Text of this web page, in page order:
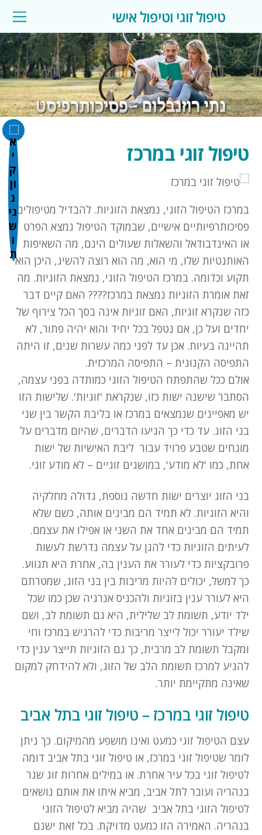
visibility_off השבת את ההבזקים
title סמן כותרות
settings צבע רקע
zoom_out להקטין את התצוגה
zoom_in
remove_circle_outline הקטן את הגופן
הגדל את הגופן
spellcheck גופן קריא
brightness_high ניגודיות בהירה
brightness_low ניגודיות כהה
קו תחתון קישורים
font_download סמן קישורים
א
פ
ס
ת
ל
ה
פ
ש
ר
י
ו
ת
cached
טיפול זוגי וטיפול אישי
טיפול זוגי במרכז
במרכז הטיפול הזוגי, נמצאת הזוגיות. להבדיל מטיפולים
פסיכותרפיותיים אישיים, שבמוקד הטיפול נמצא הפרט
או האינדבודאל והשאלות שעולים הינם, מה השאיפות
האותנטיות שלו, מי הוא, מה הוא רוצה להשיג, היכן הוא
תקוע וכדומה. במרכז הטיפול הזוגי, נמצאת הזוגיות. מה
זאת אומרת הזוגיות נמצאת במרכז???? האם קיים דבר
כזה שנקרא זוגיות, האם זוגיות אינה בסך הכל צירוף של
יחדים ועל כן, אם נטפל בכל יחיד והוא יהיה פתור, לא
תהיינה בעיות. אכן עד לפני כמה עשרות שנים, זו היתה
התפיסה הקנונית – התפיסה המרכזית.
אולם ככל שהתפתח הטיפול הזוגי כמותדה בפני עצמה,
הסתבר שישנה ישות כזו, שנקראת 'זוגיות'. שלישות הזו
יש מאפיינים שנמצאים במרכז או בליבת הקשר בין שני
בני הזוג. עד כדי כך הגיעו הדברים, שהיום מדברים על
מונחים שטבע פרויד עבור ליבת האישיות של ישות
אחת, כמו 'לא מודע', במושגים זוגיים – לא מודע זוגי.
בני הזוג יוצרים ישות חדשה נוספת, גדולה מחלקיה
והיא הזוגיות. לא תמיד הם מבינים אותה, כשם שלא
תמיד הם מבינים אחד את השני או אפילו את עצמם.
לעיתים הזוגיות כדי להגן על עצמה נדרשת לעשות
פרובקציות כדי לעורר את הענין בה, אחרת היא תגווע.
כך למשל, יכולים להיות מריבות בין בני הזוג, שמטרתם
היא לעורר ענין בזוגיות ולהכניס אנרגיה שכן כמו שכל
ילד יודע, תשומת לב שלילית, היא גם תשומת לב, ושם
שילד יעורר יכול לייצר מריבות כדי להרגיש במרכז וחי
ומקבל תשומת לב מרבית, כך גם הזוגיות תייצר ענין כדי
להגיע למרכז תשומת הלב של הזוג, ולא להידחק למקום
שאינה מתקיימת יותר.
טיפול זוגי במרכז – טיפול זוגי בתל אביב
עצם הטיפול זוגי כמעט ואינו מושפע מהמיקום. כך ניתן
לומר שטיפול זוגי במרכז, או טיפול זוגי בתל אביב דומה
לטיפול זוגי בכל עיר אחרת. או במילים אחרות זוג שגר
בנהריה ועובר לתל אביב, מביא איתו את אותם נושאים
לטיפול הזוגי בתל אביב שהיה מביא לטיפול הזוגי
בנהריה. האמירה הזו כמעט מדויקת. בכל זאת ישנם